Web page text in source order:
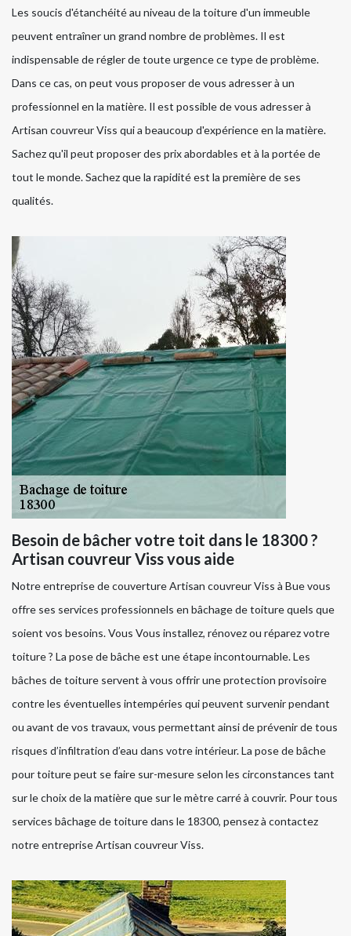
Les soucis d'étanchéité au niveau de la toiture d'un immeuble
peuvent entraîner un grand nombre de problèmes. Il est
indispensable de régler de toute urgence ce type de problème.
Dans ce cas, on peut vous proposer de vous adresser à un
professionnel en la matière. Il est possible de vous adresser à
Artisan couvreur Viss qui a beaucoup d'expérience en la matière.
Sachez qu'il peut proposer des prix abordables et à la portée de
tout le monde. Sachez que la rapidité est la première de ses
qualités.
Besoin de bâcher votre toit dans le 18300 ?
Artisan couvreur Viss vous aide
Notre entreprise de couverture Artisan couvreur Viss à Bue vous
offre ses services professionnels en bâchage de toiture quels que
soient vos besoins. Vous Vous installez, rénovez ou réparez votre
toiture ? La pose de bâche est une étape incontournable. Les
bâches de toiture servent à vous offrir une protection provisoire
contre les éventuelles intempéries qui peuvent survenir pendant
ou avant de vos travaux, vous permettant ainsi de prévenir de tous
risques d’infiltration d’eau dans votre intérieur. La pose de bâche
pour toiture peut se faire sur-mesure selon les circonstances tant
sur le choix de la matière que sur le mètre carré à couvrir. Pour tous
services bâchage de toiture dans le 18300, pensez à contactez
notre entreprise Artisan couvreur Viss.